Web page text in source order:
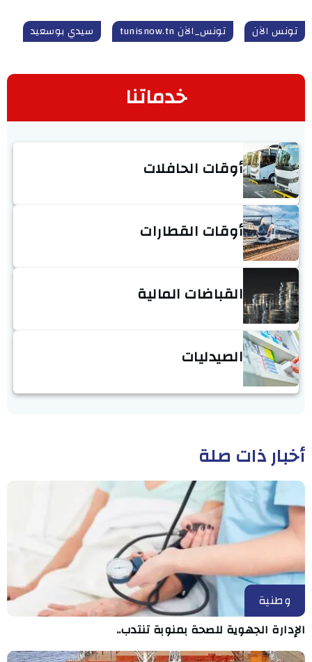
تونس الآن تونس_الآن tunisnow.tn سيدي بوسعيد
خدماتنا
أوقات الحافلات
أوقات القطارات
القباضات المالية
الصيدليات
أخبار ذات صلة
وطنية
الإدارة الجهوية للصحة بمنوبة تنتدب..